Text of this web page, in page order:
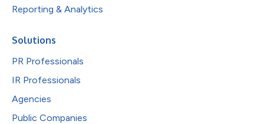
Reporting & Analytics
Solutions
PR Professionals
IR Professionals
Agencies
Public Companies